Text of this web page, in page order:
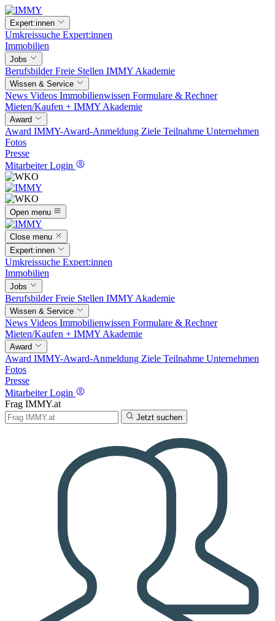
Expert:innen
Umkreissuche Expert:innen
Immobilien
Jobs
BerufsbilderFreie Stellen IMMY Akademie
Wissen & Service
News Videos Immobilienwissen Formulare & Rechner
Mieten/Kaufen + IMMY Akademie
Award
Award IMMY-Award-Anmeldung Ziele Teilnahme Unternehmen
Fotos
Presse
Mitarbeiter Login
Open menu
Close menu
Expert:innen
Umkreissuche Expert:innen
Immobilien
Jobs
BerufsbilderFreie Stellen IMMY Akademie
Wissen & Service
News Videos Immobilienwissen Formulare & Rechner
Mieten/Kaufen + IMMY Akademie
Award
Award IMMY-Award-Anmeldung Ziele Teilnahme Unternehmen
Fotos
Presse
Mitarbeiter Login
Frag IMMY.at
Jetzt suchen